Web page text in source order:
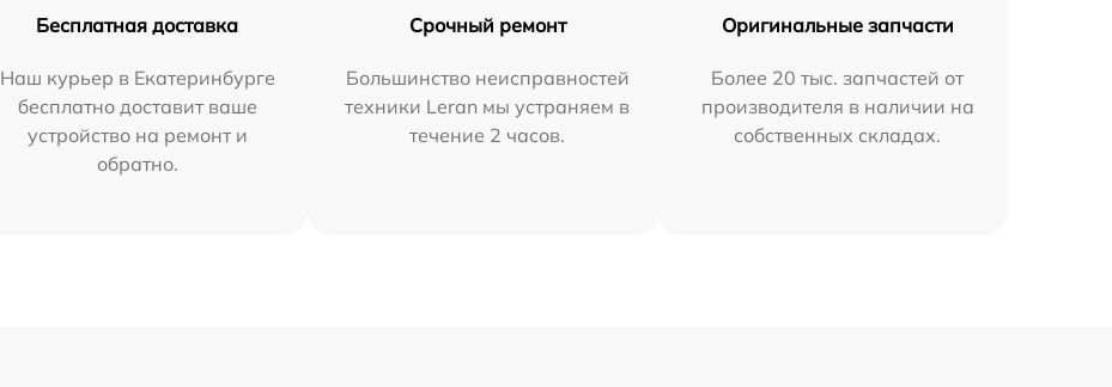
Бесплатная доставка
Наш курьер в Екатеринбурге
бесплатно доставит ваше
устройство на ремонт и
обратно.
Срочный ремонт
Большинство неисправностей
техники Leran мы устраняем в
течение 2 часов.
Оригинальные запчасти
Более 20 тыс. запчастей от
производителя в наличии на
собственных складах.